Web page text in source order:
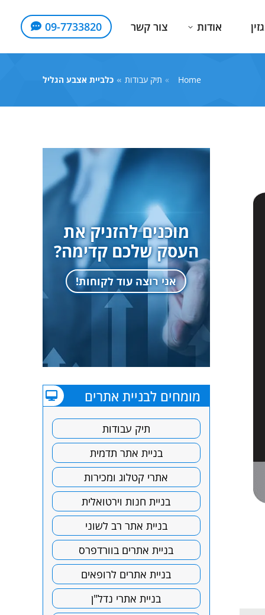
אודות צור קשר 09-7733820
You are here:
Home תיק עבודות כלביית אצבע הגליל
מוכנים להזניק את
העסק שלכם קדימה?
אני רוצה עוד לקוחות!
מומחים לבניית אתרים
תיק עבודות
בניית אתר תדמית
אתרי קטלוג ומכירות
בניית חנות וירטואלית
בניית אתר רב לשוני
בניית אתרים בוורדפרס
בניית אתרים לרופאים
בניית אתרי נדל"ן